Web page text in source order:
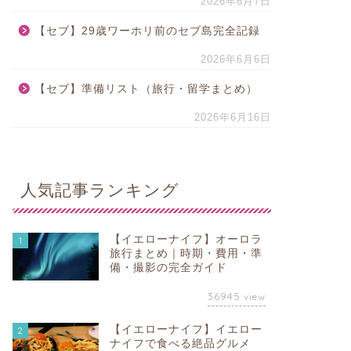
【セブ】29歳ワーホリ前のセブ島完全記録
2026年6月6日
【セブ】準備リスト（旅行・留学まとめ）
2026年6月16日
人気記事ランキング
1
【イエローナイフ】オーロラ
旅行まとめ｜時期・費用・準
備・撮影の完全ガイド
36945 view
2
【イエローナイフ】イエロー
ナイフで食べる絶品グルメ